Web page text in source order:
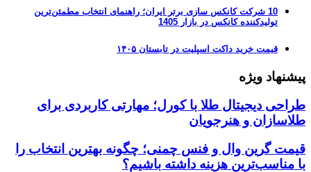
10 شرکت کانکس سازی برتر ایران؛ راهنمای انتخاب مطمئن‌ترین
تولیدکننده کانکس در بازار 1405
قیمت خرید داکت اسپلیت در تابستان ۱۴۰۵
پیشنهاد ویژه
طراحی دیجیتال طلا با کورل؛ مهارتی کاربردی برای
طلاسازان و هنرجویان
قیمت گرین وال و فنس چمنی؛ چگونه بهترین انتخاب را
با مناسب‌ترین هزینه داشته باشیم؟